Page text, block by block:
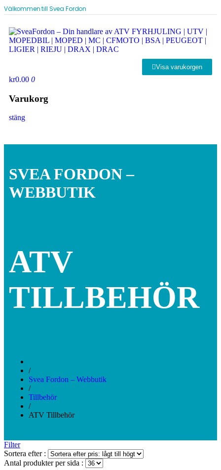
Välkommen till Svea Fordon
Visa varukorgen
kr0.00 0
Varukorg
stäng
SVEA FORDON –
WEBBUTIK
ATV
TILLBEHÖR
/
Svea Fordon – Webbutik
/
Tillbehör
/
ATV Tillbehör
Filter
Sortera efter :
Antal produkter per sida :